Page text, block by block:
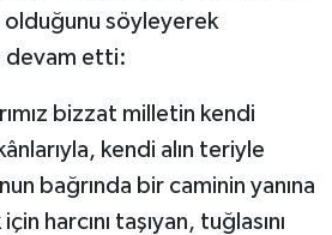
olduğunu söyleyerek
devam etti:
bizzat milletin kendi
kendi alın teriyle
bağrında bir caminin yanına
harcını taşıyan, tuğlasını